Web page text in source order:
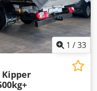
GmbH Fichtenhöhe 3
Vi står til
Lørdag kun efter
Мы говорим по-русски
1 /33